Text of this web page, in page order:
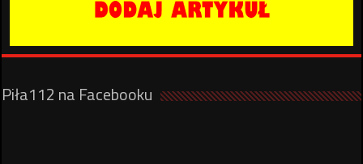
Piła112 na Facebooku